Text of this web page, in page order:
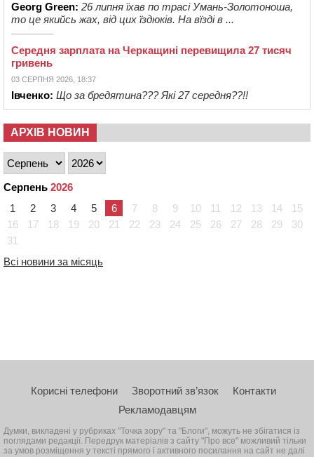
Georg Green: 26 липня їхав по трасі Умань-Золотоноша,
то це якийсь жах, від цих їздюків. На вїзді в ...
Середня зарплата на Черкащині перевищила 27 тисяч
гривень
03 СЕРПНЯ 2026, 18:37
Івченко: Що за бредятина??? Які 27 середня??!!
АРХІВ НОВИН
Серпень 2026
1
2 3 4 5 6 7 8 9 10 11 12 13 14
15
16
17 18 19 20 21 22 23 24 25 26 27 28 29
30
31
Всі новини за місяць
Корисні телефони Зворотний зв’язок
Контакти
Рекламодавцям
Думки, викладені у рубриках "Точка зору" та "Блоги", можуть не збігатися із
поглядами редакції. Передрук матеріалів з сайту "Про все" можливий тільки
за умов розміщення у тексті прямого і активного посилання на сайт не далі